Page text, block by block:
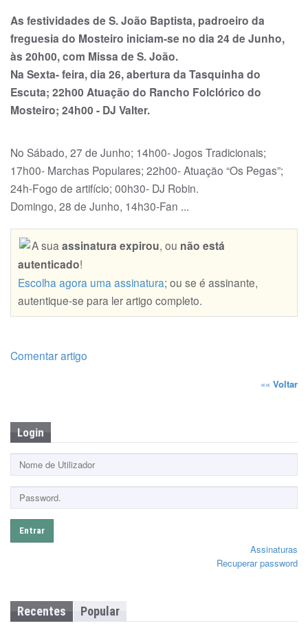
As festividades de S. João Baptista, padroeiro da
freguesia do Mosteiro iniciam-se no dia 24 de Junho,
às 20h00, com Missa de S. João.
Na Sexta- feira, dia 26, abertura da Tasquinha do
Escuta; 22h00 Atuação do Rancho Folclórico do
Mosteiro; 24h00 - DJ Valter.
No Sábado, 27 de Junho; 14h00- Jogos Tradicionais;
17h00- Marchas Populares; 22h00- Atuação “Os Pegas”;
24h-Fogo de artifício; 00h30- DJ Robin.
Domingo, 28 de Junho, 14h30-Fan ...
A sua assinatura expirou, ou não está
autenticado!
Escolha agora uma assinatura; ou se é assinante,
autentique-se para ler artigo completo.
Comentar artigo
«« Voltar
Login
Entrar
Assinaturas
Recuperar password
Recentes Popular